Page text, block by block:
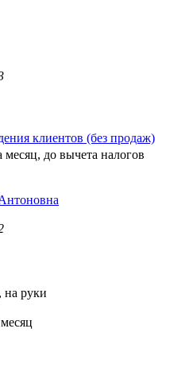
клиентов (без продаж)
месяц, до вычета налогов
на руки